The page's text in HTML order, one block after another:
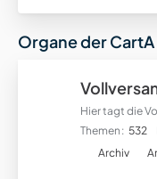
t
e
o
r
e
Organe der CartA
Hier tagt die
Themen
532
Archiv